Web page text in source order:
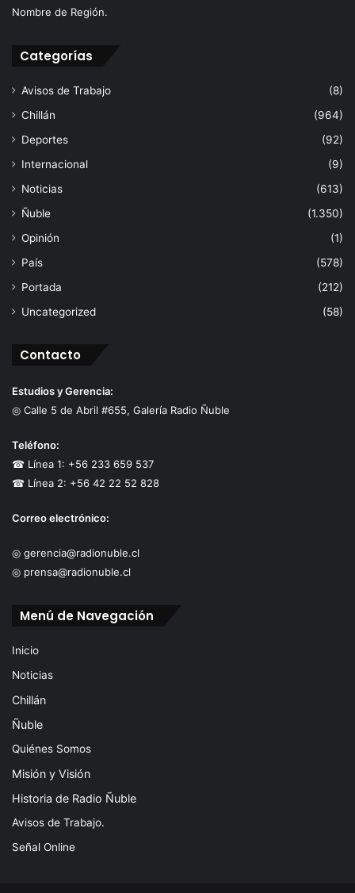
Nombre de Región.
Categorías
Avisos de Trabajo
(8)
Chillán
(964)
Deportes
(92)
Internacional
(9)
Noticias
(613)
Ñuble
(1.350)
Opinión
(1)
País
(578)
Portada
(212)
Uncategorized
(58)
Contacto
Estudios y Gerencia:
◎ Calle 5 de Abril #655, Galería Radio Ñuble
Teléfono:
☎ Línea 1: +56 233 659 537
☎ Línea 2: +56 42 22 52 828
Correo electrónico:
◎ gerencia@radionuble.cl
◎ prensa@radionuble.cl
Menú de Navegación
Inicio
Noticias
Chillán
Ñuble
Quiénes Somos
Misión y Visión
Historia de Radio Ñuble
Avisos de Trabajo.
Señal Online